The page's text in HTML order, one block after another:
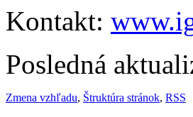
Kontakt:
Posledná
Zmena vzhľadu, Štruktúra stránok, RSS